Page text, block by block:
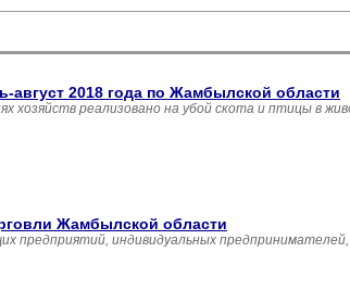
август 2018 года по Жамбылской области
хозяйств реализовано на убой скота и птицы в
Жамбылской области
предприятий, индивидуальных